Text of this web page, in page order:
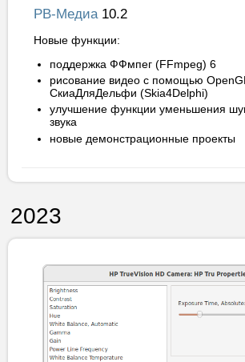
РВ-Медиа10.2
Новые функции:
поддержка ФФмпег (FFmpeg) 6
рисование видео с помощью
СкиаДляДельфи (Skia4Delphi)
улучшение функции уменьшения
звука
новые демонстрационные проекты
2023